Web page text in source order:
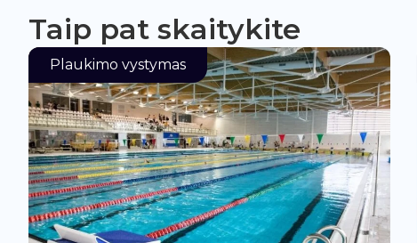
Taip pat skaitykite
Plaukimo vystymas